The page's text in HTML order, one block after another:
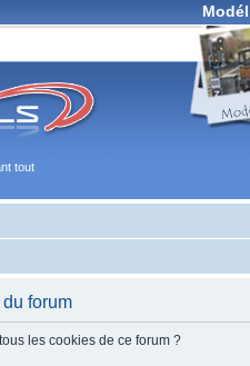
tout
forum
les cookies de ce forum ?